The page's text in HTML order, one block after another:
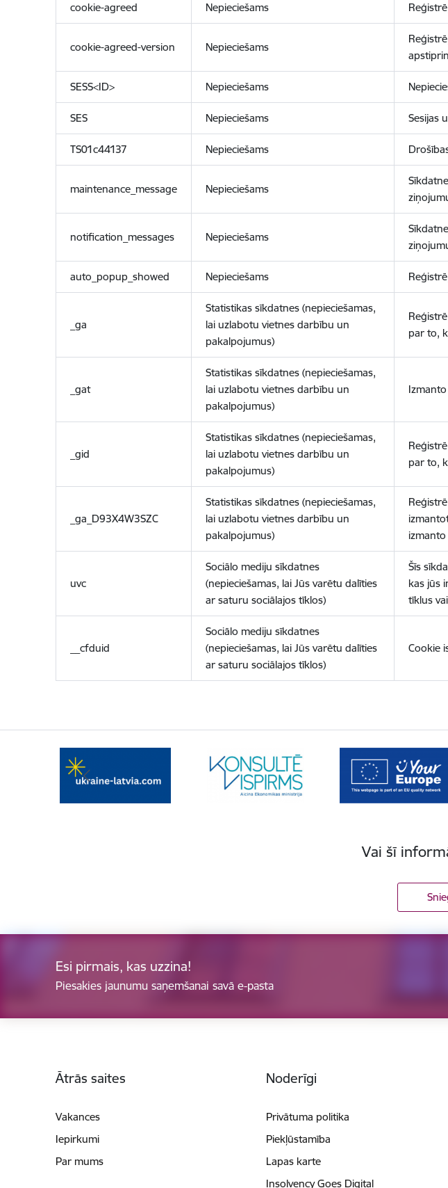
cookie-agreed Nepieciešams
cookie-agreed-version Nepieciešams
SESS<ID> Nepieciešams
SES Nepieciešams Sesijas
TS01c44137 Nepieciešams
maintenance_message Nepieciešams
notification_messages Nepieciešams
auto_popup_showed Nepieciešams
_ga
Statistikas sīkdatnes (nepieciešamas,
lai uzlabotu vietnes darbību un
pakalpojumus)
par to,
_gat
Statistikas sīkdatnes (nepieciešamas,
lai uzlabotu vietnes darbību un
pakalpojumus)
_gid
Statistikas sīkdatnes (nepieciešamas,
lai uzlabotu vietnes darbību un
pakalpojumus)
par to,
_ga_D93X4W3SZC
Statistikas sīkdatnes (nepieciešamas,
lai uzlabotu vietnes darbību un
pakalpojumus)
izmanto
uvc
Sociālo mediju sīkdatnes
(nepieciešamas, lai Jūs varētu dalīties
ar saturu sociālajos tīklos)
Šīs
kas jūs
tīklus
__cfduid
Sociālo mediju sīkdatnes
(nepieciešamas, lai Jūs varētu dalīties
ar saturu sociālajos tīklos)
Cookie
Vai šī
Esi pirmais, kas uzzina!
Piesakies jaunumu saņemšanai savā e-pasta
Ātrās saites
Vakances
Iepirkumi
Par mums
Noderīgi
Privātuma politika
Piekļūstamība
Lapas karte
Insolvency Goes Digital